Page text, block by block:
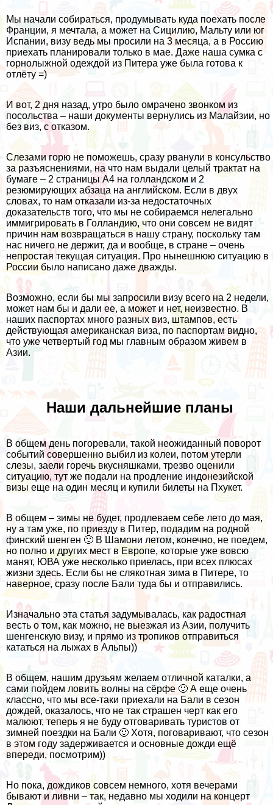
Мы начали собираться, продумывать куда поехать после
Франции, я мечтала, а может на Сицилию, Мальту или юг
Испании, визу ведь мы просили на 3 месяца, а в Россию
приехать планировали только в мае. Даже наша сумка с
горнолыжной одеждой из Питера уже была готова к
отлёту =)
И вот, 2 дня назад, утро было омрачено звонком из
посольства – наши документы вернулись из Малайзии, но
без виз, с отказом.
Слезами горю не поможешь, сразу рванули в консульство
за разъяснениями, на что нам выдали целый трактат на
бумаге – 2 страницы А4 на голландском и 2
резюмирующих абзаца на английском. Если в двух
словах, то нам отказали из-за недостаточных
доказательств того, что мы не собираемся нелегально
иммигрировать в Голландию, что они совсем не видят
причин нам возвращаться в нашу страну, поскольку там
нас ничего не держит, да и вообще, в стране – очень
непростая текущая ситуация. Про нынешнюю ситуацию в
России было написано даже дважды.
Возможно, если бы мы запросили визу всего на 2 недели,
может нам бы и дали ее, а может и нет, неизвестно. В
наших паспортах много разных виз, штампов, есть
действующая американская виза, по паспортам видно,
что уже четвертый год мы главным образом живем в
Азии.
Наши дальнейшие планы
В общем день погоревали, такой неожиданный поворот
событий совершенно выбил из колеи, потом утерли
слезы, заели горечь вкусняшками, трезво оценили
ситуацию, тут же подали на продление индонезийской
визы еще на один месяц и купили билеты на Пхукет.
В общем – зимы не будет, продлеваем себе лето до мая,
ну а там уже, по приезду в Питер, подадим на родной
финский шенген 🙂 В Шамони летом, конечно, не поедем,
но полно и других мест в Европе, которые уже вовсю
манят, ЮВА уже несколько приелась, при всех плюсах
жизни здесь. Если бы не слякотная зима в Питере, то
наверное, сразу после Бали туда бы и отправились.
Изначально эта статья задумывалась, как радостная
весть о том, как можно, не выезжая из Азии, получить
шенгенскую визу, и прямо из тропиков отправиться
кататься на лыжах в Альпы))
В общем, нашим друзьям желаем отличной каталки, а
сами пойдем ловить волны на сёрфе 🙂 А еще очень
классно, что мы все-таки приехали на Бали в сезон
дождей, оказалось, что не так страшен черт как его
малюют, теперь я не буду отговаривать туристов от
зимней поездки на Бали 🙂 Хотя, поговаривают, что сезон
в этом году задерживается и основные дожди ещё
впереди, посмотрим))
Но пока, дождиков совсем немного, хотя вечерами
бывают и ливни – так, недавно мы ходили на концерт